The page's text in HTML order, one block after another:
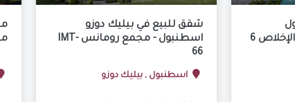
اسبارطة كولة - مجمع الإخلاص 6
شقق للبيع في بيليك دوزو
اسطنبول - مجمع رومانس IMT-
66
اسطنبول , بيليك دوزو